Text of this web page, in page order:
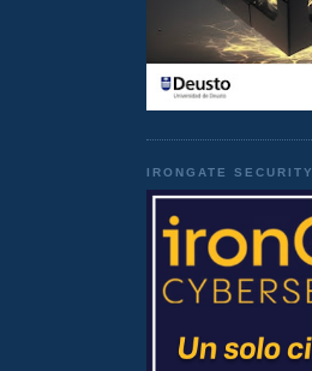
IRONGATE SECURITY